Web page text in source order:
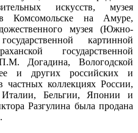
искусств, музея
в Комсомольске на Амуре,
музея (Южно-
картинной
государственной
Догадина, Вологодской
и других российских и
частных коллекциях России,
Бельгии, Японии и
Разгулина была продана